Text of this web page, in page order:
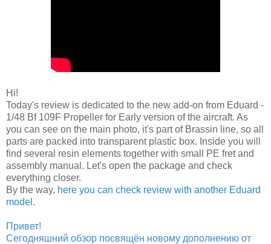
Hi!
Today's review is dedicated to the new add-on from Eduard -
1/48 Bf 109F Propeller for Early version of the aircraft. As
you can see on the main photo, it's part of Brassin line, so all
parts are packed into transparent plastic box. Inside you will
find several resin elements together with small PE fret and
assembly manual. Let's open the package and check
everything closer.
By the way, here you can check review with another Eduard
model .
Привет!
Сегодняшний обзор посвящён новому дополнению от